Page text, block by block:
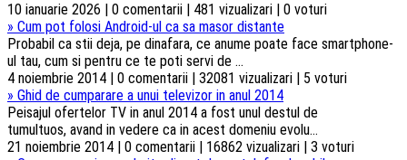
10 ianuarie 2026 | 0 comentarii | 481 vizualizari | 0 voturi
» Cum pot folosi Android-ul ca sa masor distante
Probabil ca stii deja, pe dinafara, ce anume poate face smartphone-
ul tau, cum si pentru ce te poti servi de ...
4 noiembrie 2014 | 0 comentarii | 32081 vizualizari | 5 voturi
» Ghid de cumparare a unui televizor in anul 2014
Peisajul ofertelor TV in anul 2014 a fost unul destul de
tumultuos, avand in vedere ca in acest domeniu evolu...
21 noiembrie 2014 | 0 comentarii | 16862 vizualizari | 3 voturi